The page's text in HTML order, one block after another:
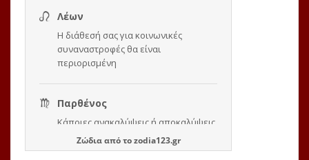
Ζώδιααπό τοzodia123.gr